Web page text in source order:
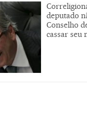
deputado
Conselho
cassar seu